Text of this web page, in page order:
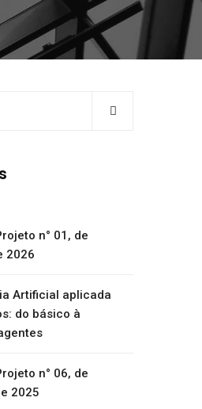
n° 01, de
2026
Artificial aplicada
do básico à
n° 06, de
2025